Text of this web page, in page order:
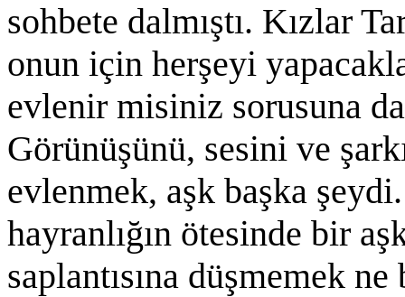
sohbete dalmıştı. Kızlar
onun için herşeyi
evlenir misiniz sorusuna
Görünüşünü, sesini ve
evlenmek, aşk başka
hayranlığın ötesinde bir
saplantısına düşmemek